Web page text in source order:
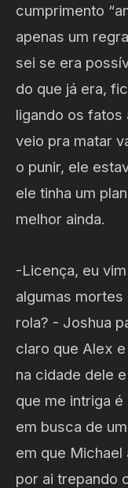
cumprimento
apenas um
sei se era
do que já era,
ligando os fatos
veio pra matar
o punir, ele
ele tinha um
melhor ainda.
-Licença, eu
algumas mortes
rola? - Joshua
claro que Alex
na cidade dele
que me intriga
em busca de
em que Michael
por ai trepando